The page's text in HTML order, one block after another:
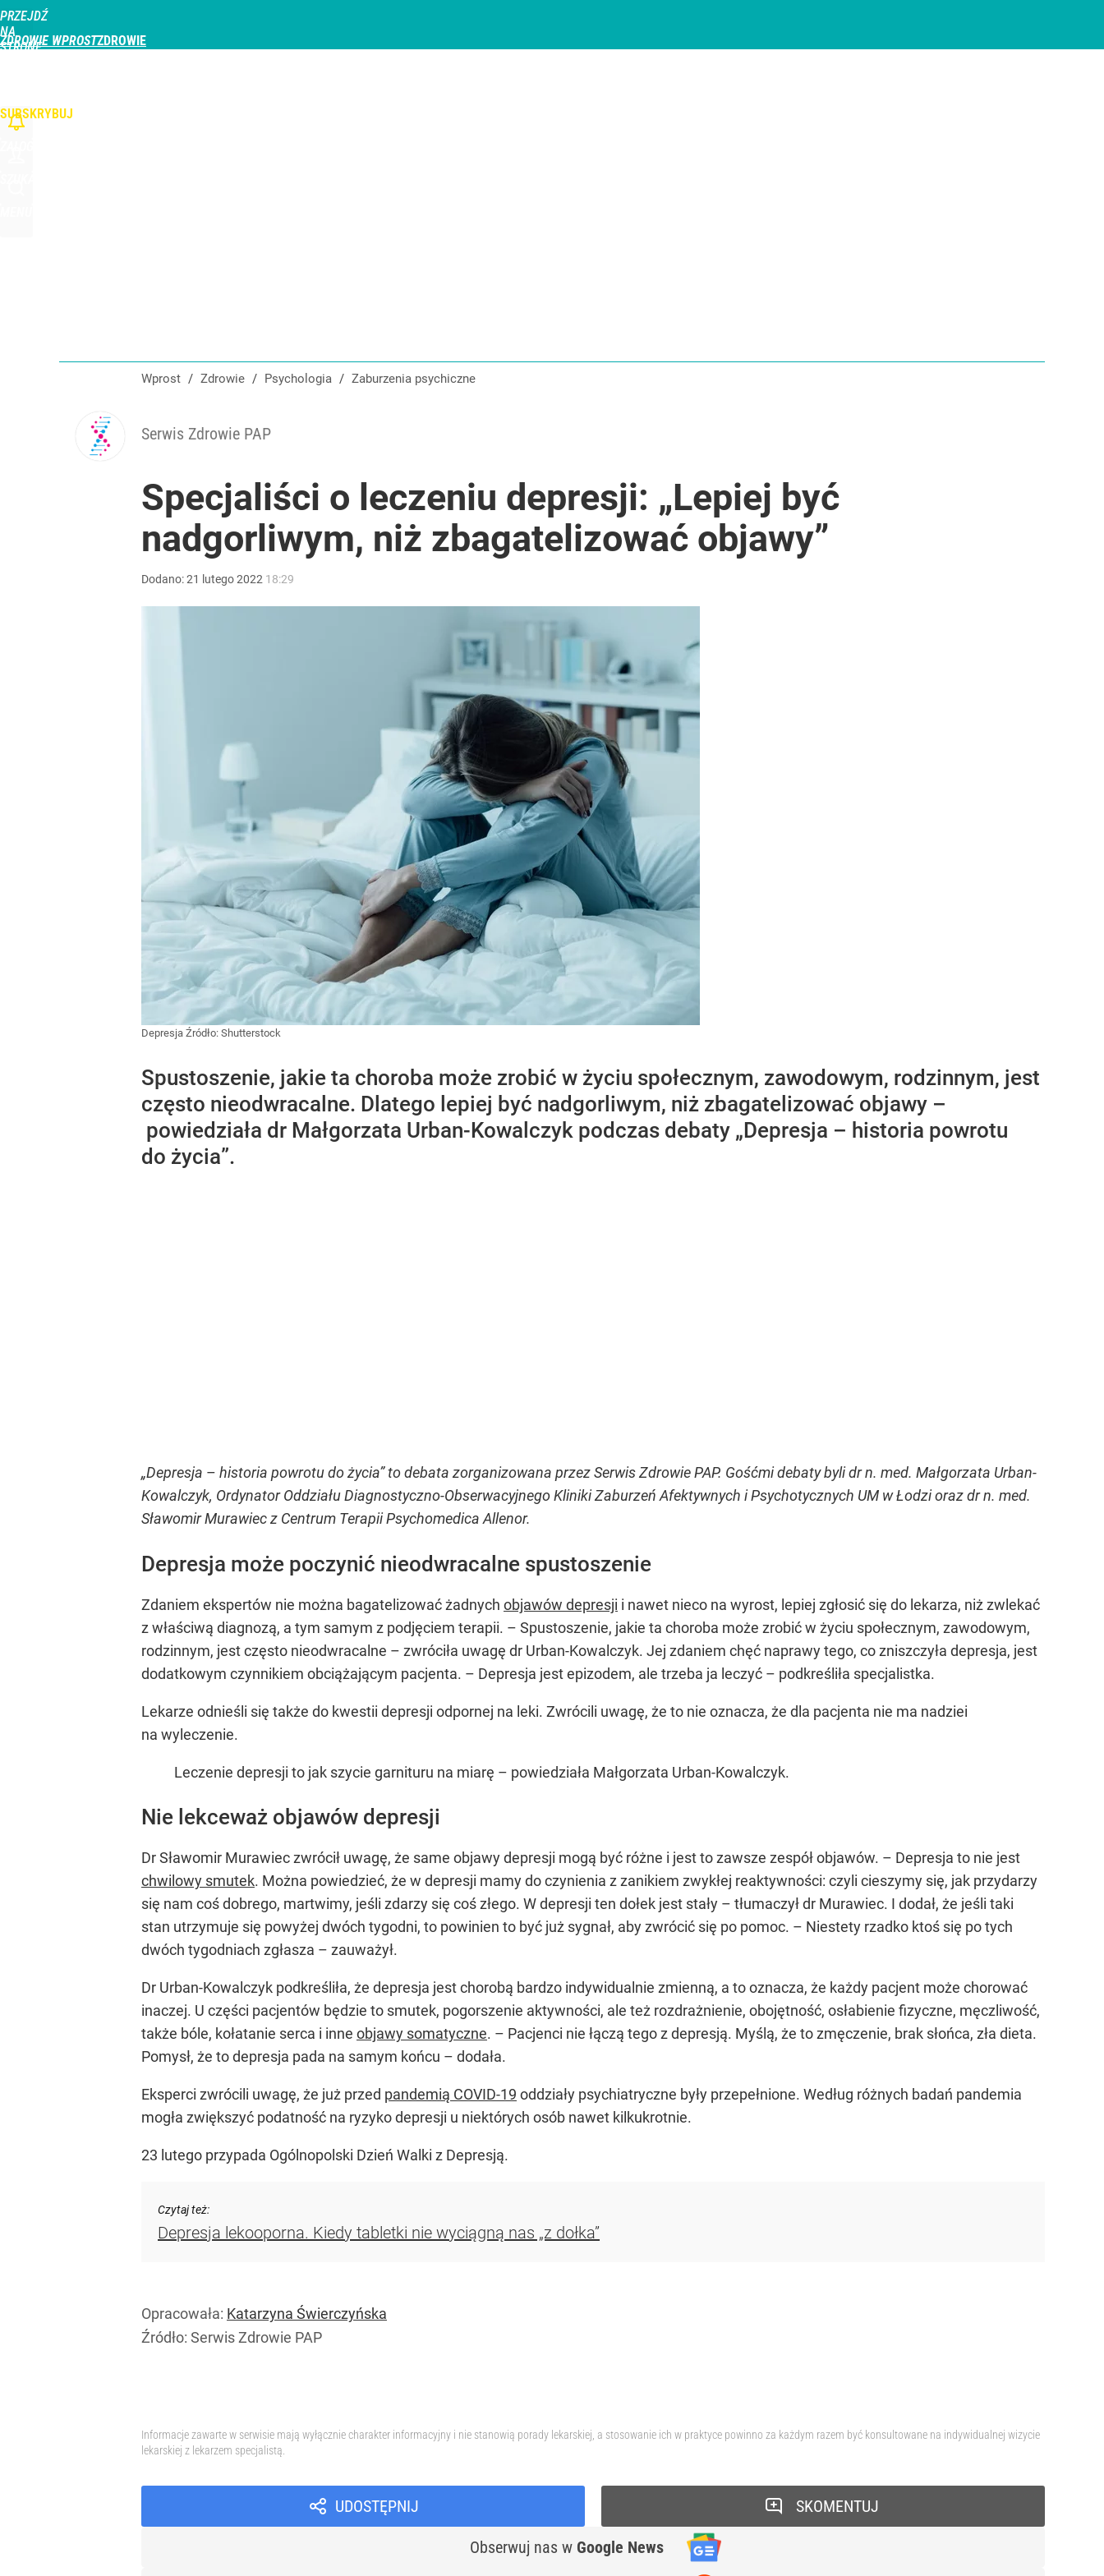
PRZEJDŹ
NA
STRONĘ
ZDROWIE WPROST
SUBSKRYBUJ
Wprost / Zdrowie / Psychologia / Zaburzenia psychiczne
Serwis Zdrowie PAP
Specjaliści o leczeniu depresji: „Lepiej być
nadgorliwym, niż zbagatelizować objawy”
Dodano:21 lutego2022 18:29
Depresja Źródło: Shutterstock
Spustoszenie, jakie ta choroba może zrobić w życiu społecznym, zawodowym, rodzinnym, jest
często nieodwracalne. Dlatego lepiej być nadgorliwym, niż zbagatelizować objawy –
powiedziała dr Małgorzata Urban-Kowalczyk podczas debaty „Depresja – historia powrotu
do życia”.
„Depresja – historia powrotu do życia” to debata zorganizowana przez Serwis Zdrowie PAP. Gośćmi debaty byli dr n. med. Małgorzata Urban-
Kowalczyk, Ordynator Oddziału Diagnostyczno-Obserwacyjnego Kliniki Zaburzeń Afektywnych i Psychotycznych UM w Łodzi oraz dr n. med.
Sławomir Murawiec z Centrum Terapii Psychomedica Allenor.
Depresja może poczynić nieodwracalne spustoszenie
Zdaniem ekspertów nie można bagatelizować żadnych objawów depresji i nawet nieco na wyrost, lepiej zgłosić się do lekarza, niż zwlekać
z właściwą diagnozą, a tym samym z podjęciem terapii. – Spustoszenie, jakie ta choroba może zrobić w życiu społecznym, zawodowym,
rodzinnym, jest często nieodwracalne – zwróciła uwagę dr Urban-Kowalczyk. Jej zdaniem chęć naprawy tego, co zniszczyła depresja, jest
dodatkowym czynnikiem obciążającym pacjenta. – Depresja jest epizodem, ale trzeba ja leczyć – podkreśliła specjalistka.
Lekarze odnieśli się także do kwestii depresji odpornej na leki. Zwrócili uwagę, że to nie oznacza, że dla pacjenta nie ma nadziei
na wyleczenie.
Leczenie depresji to jak szycie garnituru na miarę – powiedziała Małgorzata Urban-Kowalczyk.
Nie lekceważ objawów depresji
Dr Sławomir Murawiec zwrócił uwagę, że same objawy depresji mogą być różne i jest to zawsze zespół objawów. – Depresja to nie jest
chwilowy smutek. Można powiedzieć, że w depresji mamy do czynienia z zanikiem zwykłej reaktywności: czyli cieszymy się, jak przydarzy
się nam coś dobrego, martwimy, jeśli zdarzy się coś złego. W depresji ten dołek jest stały – tłumaczył dr Murawiec. I dodał, że jeśli taki
stan utrzymuje się powyżej dwóch tygodni, to powinien to być już sygnał, aby zwrócić się po pomoc. – Niestety rzadko ktoś się po tych
dwóch tygodniach zgłasza – zauważył.
Dr Urban-Kowalczyk podkreśliła, że depresja jest chorobą bardzo indywidualnie zmienną, a to oznacza, że każdy pacjent może chorować
inaczej. U części pacjentów będzie to smutek, pogorszenie aktywności, ale też rozdrażnienie, obojętność, osłabienie fizyczne, męczliwość,
także bóle, kołatanie serca i inne objawy somatyczne. – Pacjenci nie łączą tego z depresją. Myślą, że to zmęczenie, brak słońca, zła dieta.
Pomysł, że to depresja pada na samym końcu – dodała.
Eksperci zwrócili uwagę, że już przed pandemią COVID-19 oddziały psychiatryczne były przepełnione. Według różnych badań pandemia
mogła zwiększyć podatność na ryzyko depresji u niektórych osób nawet kilkukrotnie.
23 lutego przypada Ogólnopolski Dzień Walki z Depresją.
Czytaj też:
Depresja lekooporna. Kiedy tabletki nie wyciągną nas „z dołka”
Opracowała: Katarzyna Świerczyńska
Źródło: Serwis Zdrowie PAP
Informacje zawarte w serwisie mają wyłącznie charakter informacyjny i nie stanowią porady lekarskiej, a stosowanie ich w praktyce powinno za każdym razem być konsultowane na indywidualnej wizycie
lekarskiej z lekarzem specjalistą.
UDOSTĘPNIJ SKOMENTUJ
Obserwuj nas w Google News